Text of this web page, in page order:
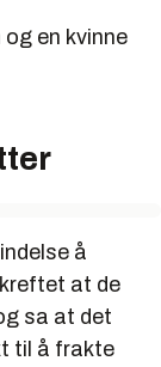
en kvinne
å
at de
sa at det
til å frakte